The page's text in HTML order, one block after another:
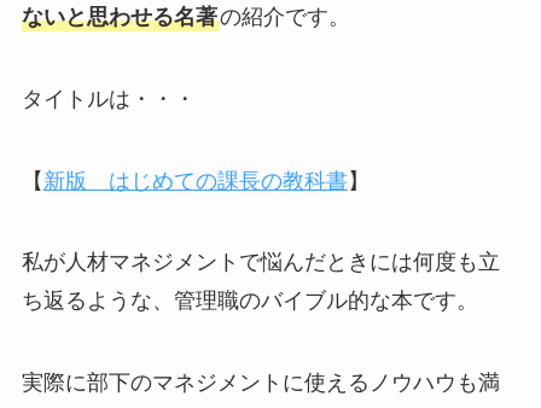
ないと思わせる名著の紹介です。
タイトルは・・・
【 新版 はじめての課長の教科書】
私が人材マネジメントで悩んだときには何度も立
ち返るような、管理職のバイブル的な本です。
実際に部下のマネジメントに使えるノウハウも満